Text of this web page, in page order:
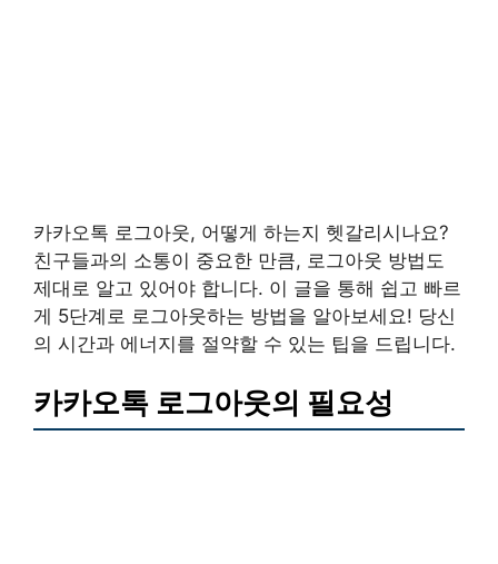
카카오톡 로그아웃, 어떻게 하는지 헷갈리시나요?
친구들과의 소통이 중요한 만큼, 로그아웃 방법도
제대로 알고 있어야 합니다. 이 글을 통해 쉽고 빠르
게 5단계로 로그아웃하는 방법을 알아보세요! 당신
의 시간과 에너지를 절약할 수 있는 팁을 드립니다.
카카오톡 로그아웃의 필요성